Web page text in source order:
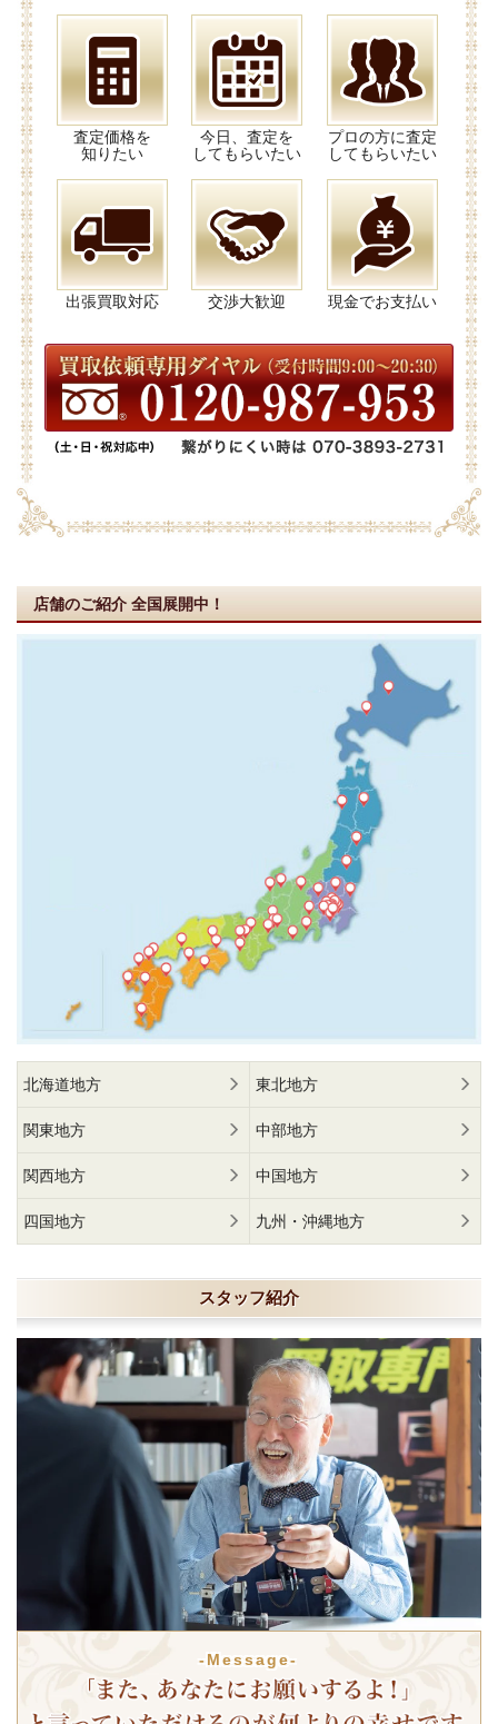
査定価格を
知りたい
今日、査定を
してもらいたい
プロの方に査定
してもらいたい
出張買取対応 交渉大歓迎 現金でお支払い
店舗のご紹介 全国展開中！
北海道地方 東北地方
関東地方 中部地方
関西地方 中国地方
四国地方 九州・沖縄地方
スタッフ紹介
-Message-